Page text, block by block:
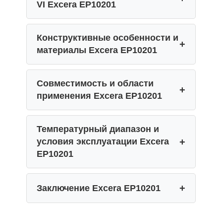
VI Excera EP10201
Конструктивные особенности и
материалы Excera EP10201
Совместимость и области
применения Excera EP10201
Температурный диапазон и
условия эксплуатации Excera
EP10201
Заключение Excera EP10201